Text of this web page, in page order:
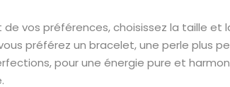
vos préférences, choisissez la taille et
préférez un bracelet, une perle plus
pour une énergie pure et